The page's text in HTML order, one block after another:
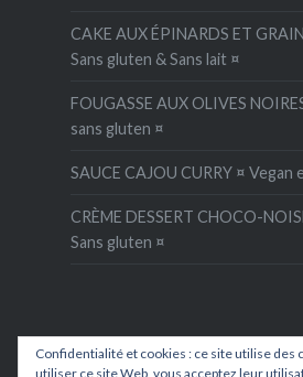
CAKE AUX ÉPINARDS ET
Sans gluten & Sans lait ¤
FOUGASSE AUX OLIVES
sans gluten ¤
SAUCE CAJOU CURRY ¤ Vegan
CRÈME DESSERT CHOCO-
Sans gluten ¤
Confidentialité et cookies : ce site utilise des
utiliser ce site Web, vous acceptez leur